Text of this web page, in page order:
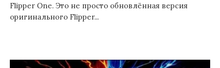
Flipper One. Это не просто обновлённая версия
оригинального Flipper...